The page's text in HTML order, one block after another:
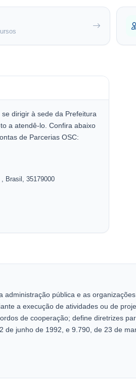
dirigir à sede da Prefeitura
a atendê-lo. Confira abaixo
de Parcerias OSC:
, Brasil , 35179000
pública e as
a execução de atividades ou de
de cooperação; define diretrizes
de junho de 1992, e 9.790, de 23 de